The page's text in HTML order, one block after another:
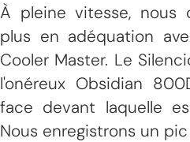
À pleine vitesse, nous
plus en adéquation
Cooler Master. Le
l'onéreux Obsidian
face devant laquelle
Nous enregistrons un